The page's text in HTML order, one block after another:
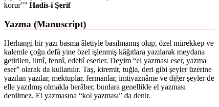
korur”” Hadis-i Şerif
Yazma (Manuscript)
Herhangi bir yazı basma âletiyle basılmamış olup, özel mürekkep ve
kalemle çoğu defâ yine özel işlenmiş kâğıtlara yazılarak meydana
getirilen, ilmî, fennî, edebî eserler. Deyim “el yazması eser, yazma
eser” olarak da kullanılır. Taş, kiremit, tuğla, deri gibi şeyler üzerine
yazılan yazılar, mektuplar, fermanlar, imtiyaznâme ve diğer şeyler de
elle yazılmış olmakla berâber, bunlara genellikle el yazması
denilmez. El yazmasına “kol yazması” da denir.